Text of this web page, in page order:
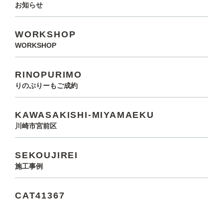
お知らせ
WORKSHOP
WORKSHOP
RINOPURIMO
りのぷりーもご成約
KAWASAKISHI-MIYAMAEKU
川崎市宮前区
SEKOUJIREI
施工事例
CAT41367